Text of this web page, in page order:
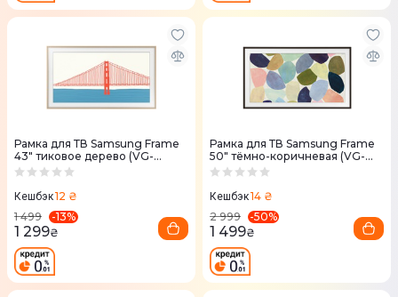
Рамка для ТВ Samsung Frame
43" тиковое дерево (VG-
SCFA43TKBRU)
Кешбэк12 ₴
1 499
-13%
1 299₴
Рамка для ТВ Samsung Frame
50" тёмно-коричневая (VG-
SCFT50BW)
Кешбэк14 ₴
2 999
-50%
1 499₴